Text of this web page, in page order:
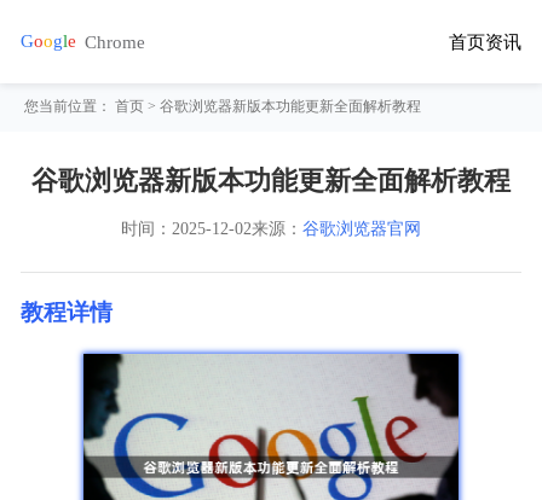
首页资讯
您当前位置：首页 > 谷歌浏览器新版本功能更新全面解析教程
谷歌浏览器新版本功能更新全面解析教程
时间： 2025-12-02来源： 谷歌浏览器官网
教程详情